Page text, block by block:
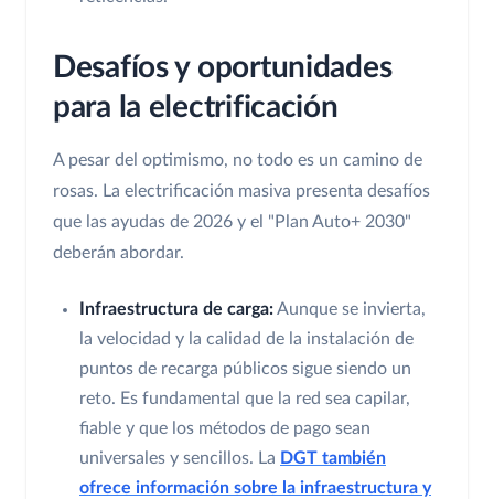
Desafíos y oportunidades
para la electrificación
A pesar del optimismo, no todo es un camino de
rosas. La electrificación masiva presenta desafíos
que las ayudas de 2026 y el "Plan Auto+ 2030"
deberán abordar.
Infraestructura de carga:Aunque se invierta,
la velocidad y la calidad de la instalación de
puntos de recarga públicos sigue siendo un
reto. Es fundamental que la red sea capilar,
fiable y que los métodos de pago sean
universales y sencillos. La DGT también
ofrece información sobre la infraestructura y